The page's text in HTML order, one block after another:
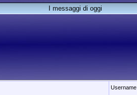
I messaggi di oggi
Username